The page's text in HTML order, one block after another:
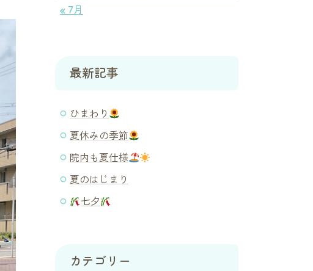
« 7月
最新記事
ひまわり
夏休みの季節
院内も夏仕様
夏のはじまり
七夕
カテゴリー